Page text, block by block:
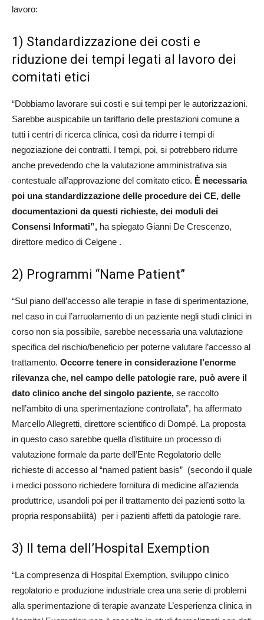
lavoro:
1) Standardizzazione dei costi e
riduzione dei tempi legati al lavoro dei
comitati etici
“Dobbiamo lavorare sui costi e sui tempi per le autorizzazioni.
Sarebbe auspicabile un tariffario delle prestazioni comune a
tutti i centri di ricerca clinica, così da ridurre i tempi di
negoziazione dei contratti. I tempi, poi, si potrebbero ridurre
anche prevedendo che la valutazione amministrativa sia
contestuale all’approvazione del comitato etico. È necessaria
poi una standardizzazione delle procedure dei CE, delle
documentazioni da questi richieste, dei moduli dei
Consensi Informati”, ha spiegato Gianni De Crescenzo,
direttore medico di Celgene .
2) Programmi “Name Patient”
“Sul piano dell’accesso alle terapie in fase di sperimentazione,
nel caso in cui l’arruolamento di un paziente negli studi clinici in
corso non sia possibile, sarebbe necessaria una valutazione
specifica del rischio/beneficio per poterne valutare l’accesso al
trattamento. Occorre tenere in considerazione l’enorme
rilevanza che, nel campo delle patologie rare, può avere il
dato clinico anche del singolo paziente, se raccolto
nell’ambito di una sperimentazione controllata”, ha affermato
Marcello Allegretti, direttore scientifico di Dompé. La proposta
in questo caso sarebbe quella d’istituire un processo di
valutazione formale da parte dell’Ente Regolatorio delle
richieste di accesso al “named patient basis” (secondo il quale
i medici possono richiedere fornitura di medicine all’azienda
produttrice, usandoli poi per il trattamento dei pazienti sotto la
propria responsabilità) per i pazienti affetti da patologie rare.
3) Il tema dell’Hospital Exemption
“La compresenza di Hospital Exemption, sviluppo clinico
regolatorio e produzione industriale crea una serie di problemi
alla sperimentazione di terapie avanzate L’esperienza clinica in